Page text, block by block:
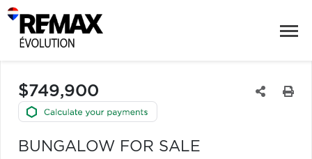
$749,900
BUNGALOW FOR SALE